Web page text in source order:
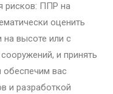
рисков: ППР на
оценить
на высоте или с
и принять
вас
и разработкой